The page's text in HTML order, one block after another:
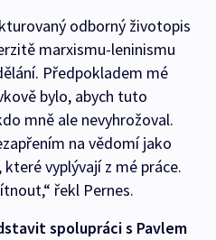
odborný životopis
marxismu-leninismu
Předpokladem mé
bylo, abych tuto
mně ale nevyhrožoval.
na vědomí jako
vyplývají z mé práce.
řekl Pernes.
spolupráci s Pavlem